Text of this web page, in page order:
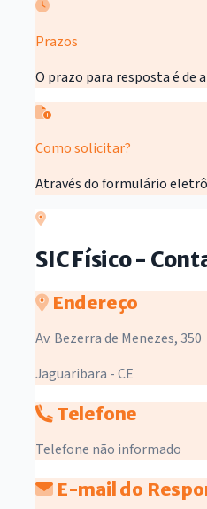
Prazos
O prazo para resposta é de
Como solicitar?
Através do formulário
SIC Físico -
Endereço
Av. Bezerra de Menezes, 350
Jaguaribara - CE
Telefone
Telefone não informado
E-mail do